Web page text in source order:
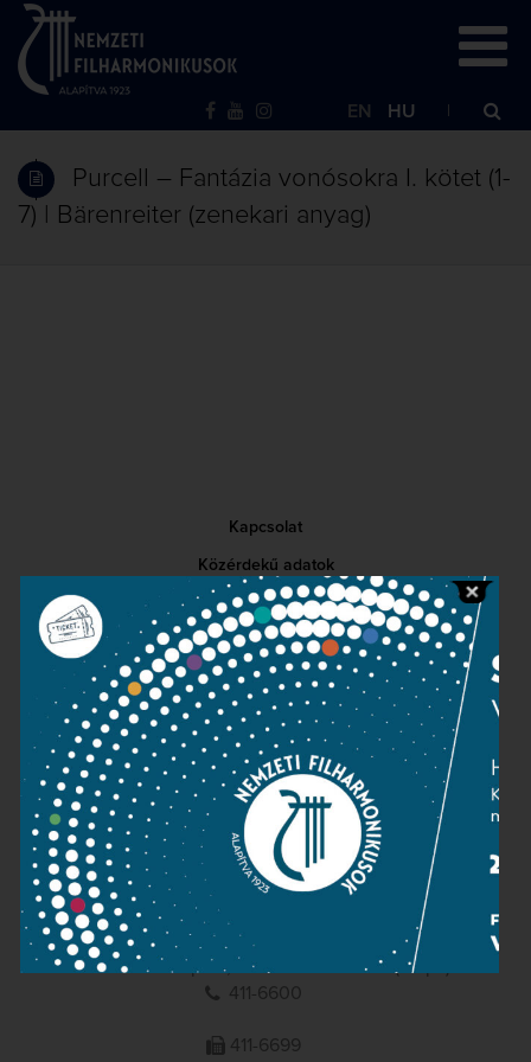
EN HU
Purcell – Fantázia vonósokra I. kötet (1-
7) | Bärenreiter (zenekari anyag)
Kapcsolat
Közérdekű adatok
Sajtószoba
Adatvédelem
Impresszum
NEMZETI
FILHARMONIKUSOK
1095 Budapest, Komor Marcell u. 1. (Müpa)
411-6600
411-6699